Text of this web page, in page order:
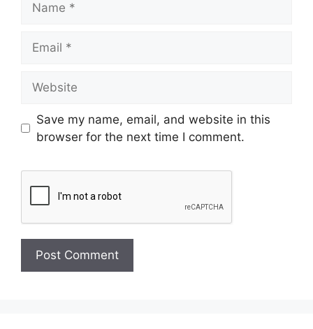
Save my name, email, and website in this
browser for the next time I comment.